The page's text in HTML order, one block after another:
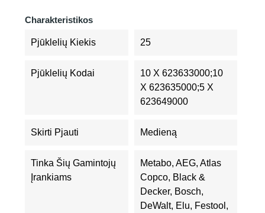
Charakteristikos
Pjūklelių Kiekis 25
Pjūklelių Kodai
10 X 623633000;10
X 623635000;5 X
623649000
Skirti Pjauti Medieną
Tinka Šių Gamintojų
Įrankiams
Metabo, AEG, Atlas
Copco, Black &
Decker, Bosch,
DeWalt, Elu, Festool,